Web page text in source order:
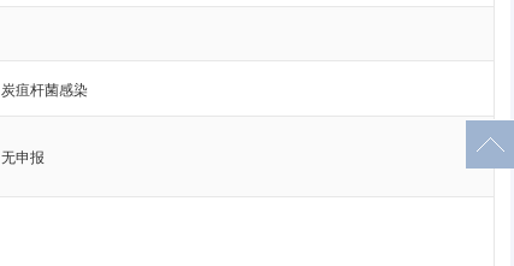
炭疽杆菌感染
无申报